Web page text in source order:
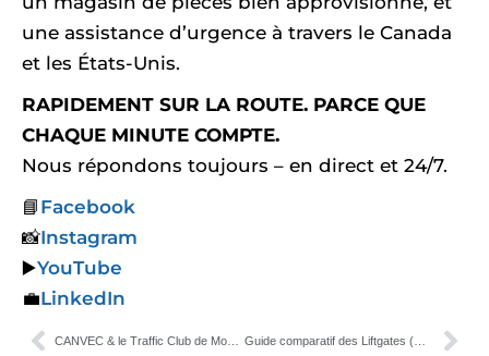
une assistance d’urgence à travers le Canada
et les États-Unis.
RAPIDEMENT SUR LA ROUTE. PARCE QUE
CHAQUE MINUTE COMPTE.
Nous répondons toujours – en direct et 24/7.
📘 Facebook
📸Instagram
▶️YouTube
💼LinkedIn